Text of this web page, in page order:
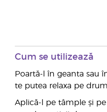
Cum se utilizează
Poartă-l în geanta sau
te putea relaxa pe drum.
Aplică-l pe tâmple și